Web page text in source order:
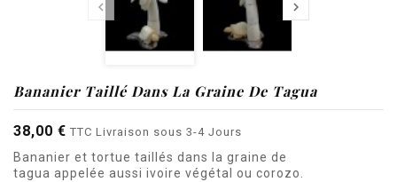
 
Bananier Taillé Dans La Graine De Tagua
38,00 € TTC Livraison sous 3-4 Jours
Bananier et tortue taillés dans la graine de
tagua appelée aussi ivoire végétal ou corozo.